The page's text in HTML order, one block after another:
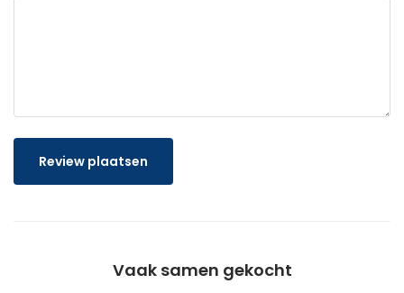
Review plaatsen
Vaak samen gekocht